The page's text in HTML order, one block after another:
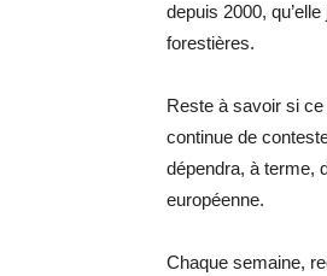
depuis 2000,
forestières.
Reste à savoir si
continue de
dépendra, à terme,
européenne.
Chaque semaine,